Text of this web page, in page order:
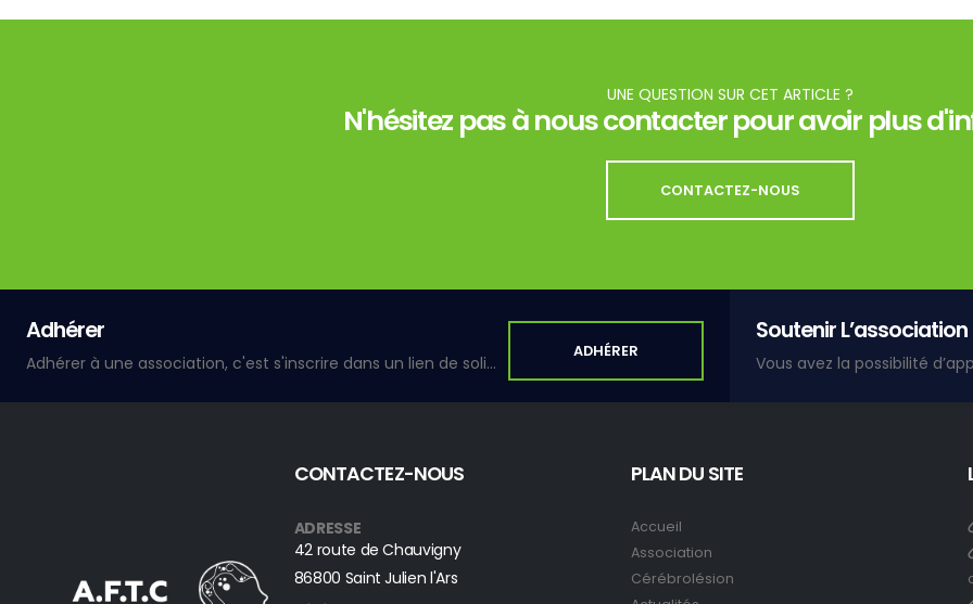
UNE QUESTION SUR CET ARTICLE ?
N'hésitez pas à nous contacter pour avoir plus
CONTACTEZ-NOUS
Adhérer
Adhérer à une association, c'est s'inscrire dans un lien de solidarité et de partage.
ADHÉRER
Soutenir L’association
CONTACTEZ-NOUS
ADRESSE
42 route de Chauvigny
86800 Saint Julien l'Ars
PLAN DU SITE
Accueil
Association
Cérébrolésion